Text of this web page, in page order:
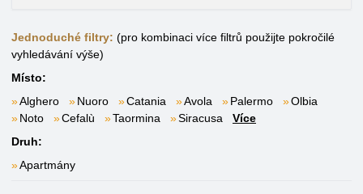
Jednoduché filtry: (pro kombinaci více filtrů použijte pokročilé
vyhledávání výše)
Místo:
Alghero
Nuoro Catania Avola Palermo
Olbia
Noto
Cefalù Taormina Siracusa
Více
Druh:
Apartmány